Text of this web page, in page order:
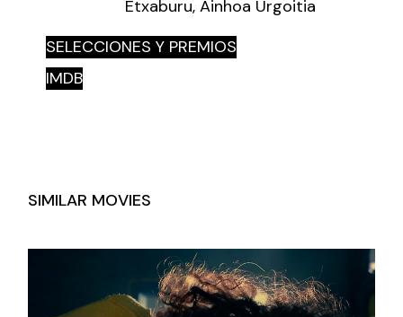
Etxaburu, Ainhoa Urgoitia
SELECCIONES Y PREMIOS
IMDB
SIMILAR MOVIES